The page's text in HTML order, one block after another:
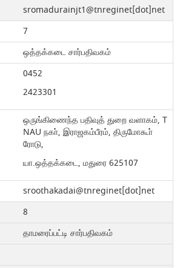
sromadurainjt1@tnreginet[dot]net
7
ஒத்தக்கடை சார்பதிவகம்
0452
2423301
ஒருங்கிணைந்த பதிவுத் துறை வளாகம், T
NAU நகா், இராஜகம்பீரம், திருமோகூா்
ரோடு,
யா.ஒத்தக்கடை, மதுரை 625107
sroothakadai@tnreginet[dot]net
8
தாமரைப்பட்டி சார்பதிவகம்